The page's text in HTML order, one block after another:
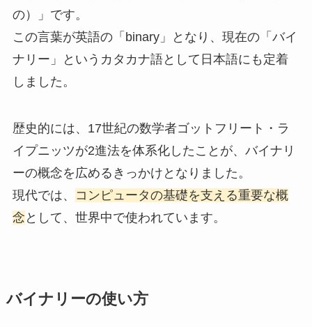
の）」です。
この言葉が英語の「binary」となり、現在の「バイ
ナリー」というカタカナ語として日本語にも定着
しました。
歴史的には、17世紀の数学者ゴットフリート・ラ
イプニッツが2進法を体系化したことが、バイナリ
ーの概念を広めるきっかけとなりました。
現代では、
コンピュータの基礎を支える重要な概
念 として、世界中で使われています。
バイナリーの使い方